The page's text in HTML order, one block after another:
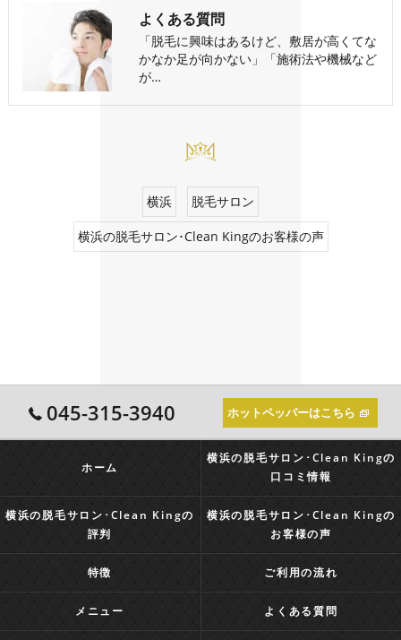
よくある質問
「脱毛に興味はあるけど、敷居が高くてな
かなか足が向かない」「施術法や機械など
が…
横浜 脱毛サロン
横浜の脱毛サロン･Clean Kingのお客様の声
045-315-3940 ホットペッパーはこちら
ホーム
横浜の脱毛サロン･Clean Kingの
口コミ情報
横浜の脱毛サロン･Clean Kingの
評判
横浜の脱毛サロン･Clean Kingの
お客様の声
特徴 ご利用の流れ
メニュー よくある質問